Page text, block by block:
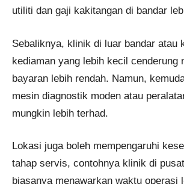
utiliti dan gaji kakitangan di bandar
Sebaliknya, klinik di luar bandar atau
kediaman yang lebih kecil cenderung
bayaran lebih rendah. Namun,
mesin diagnostik moden atau
mungkin lebih terhad.
Lokasi juga boleh mempengaruhi
tahap servis, contohnya klinik di
biasanya menawarkan waktu operasi